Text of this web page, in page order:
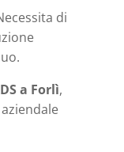
di
a Forlì,